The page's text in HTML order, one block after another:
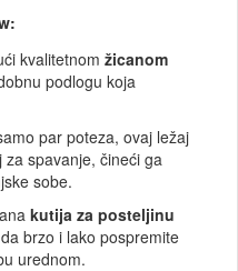
kvalitetnom žicanom
podlogu koja
par poteza, ovaj ležaj
spavanje, čineći ga
sobe.
kutija za posteljinu
brzo i lako pospremite
urednom.